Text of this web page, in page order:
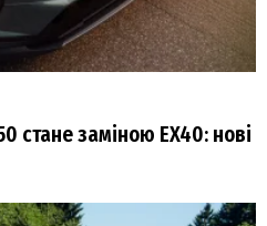
стане заміною EX40: нові